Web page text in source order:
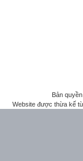
Bản
Website được thừa kế